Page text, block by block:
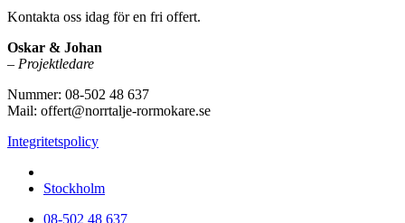
Kontakta oss idag för en fri offert.
Oskar & Johan
– Projektledare
Nummer: 08-502 48 637
Mail: offert@norrtalje-rormokare.se
Integritetspolicy
Stockholm
08-502 48 637